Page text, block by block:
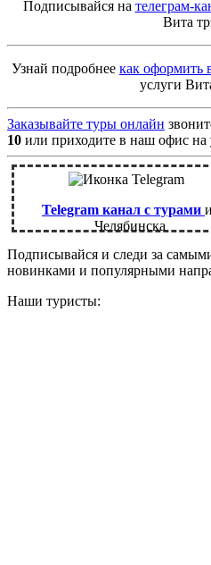
Подписывайся на телеграм-
Вита
Узнай подробнее как оформить
услуги
Заказывайте туры онлайн
10 или приходите в наш офис на
Telegram канал с турами
Челябинска
Подписывайся и следи за
новинками и популярными
Наши туристы: